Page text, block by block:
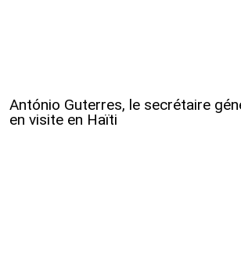
António Guterres, le secrétaire
en visite en Haïti